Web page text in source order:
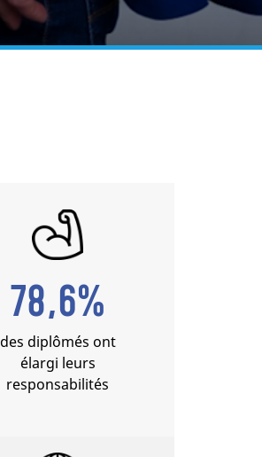
78,6%
des diplômés ont
élargi leurs
responsabilités